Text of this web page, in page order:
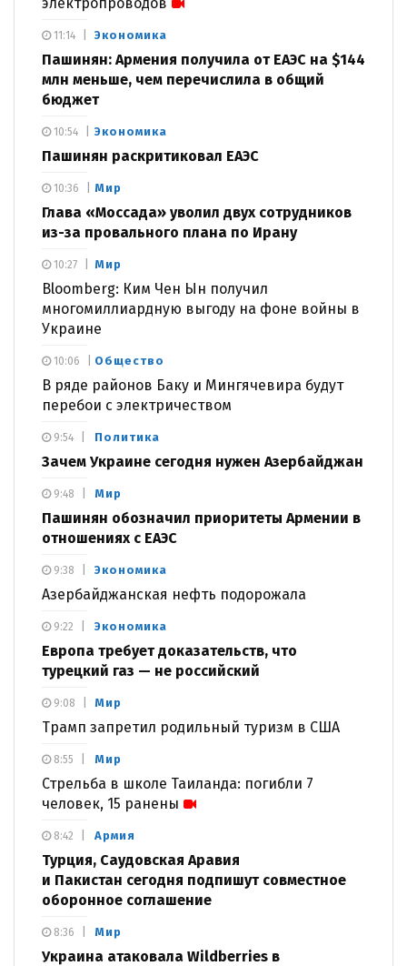
Экономика
Пашинян: Армения получила от ЕАЭС на $144
млн меньше, чем перечислила в общий
бюджет
11:14
Экономика
Пашинян раскритиковал ЕАЭС
10:54
Мир
Глава «Моссада» уволил двух сотрудников
из-за провального плана по Ирану
10:36
Мир
Bloomberg: Ким Чен Ын получил
многомиллиардную выгоду на фоне войны в
Украине
10:27
Общество
В ряде районов Баку и Мингячевира будут
перебои с электричеством
10:06
Политика
Зачем Украине сегодня нужен Азербайджан
9:54
Мир
Пашинян обозначил приоритеты Армении в
отношениях с ЕАЭС
9:48
Экономика
Азербайджанская нефть подорожала
9:38
Экономика
Европа требует доказательств, что
турецкий газ — не российский
9:22
Мир
Трамп запретил родильный туризм в США
9:08
Мир
Стрельба в школе Таиланда: погибли 7
человек, 15 ранены
8:55
Армия
Турция, Саудовская Аравия
и Пакистан сегодня подпишут совместное
оборонное соглашение
8:42
Мир
Украина атаковала Wildberries в
8:36